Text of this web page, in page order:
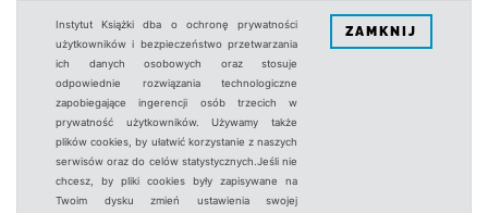
Instytut Książki dba o ochronę prywatności
użytkowników i bezpieczeństwo przetwarzania
ich danych osobowych oraz stosuje
odpowiednie rozwiązania technologiczne
zapobiegające ingerencji osób trzecich w
prywatność użytkowników. Używamy także
plików cookies, by ułatwić korzystanie z naszych
serwisów oraz do celów statystycznych.Jeśli nie
chcesz, by pliki cookies były zapisywane na
Twoim dysku zmień ustawienia swojej
ZAMKNIJ